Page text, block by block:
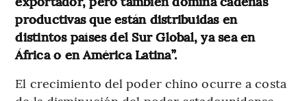
productivas que están distribuidas en
distintos países del Sur Global, ya sea en
África o en América Latina”.
El crecimiento del poder chino ocurre a costa